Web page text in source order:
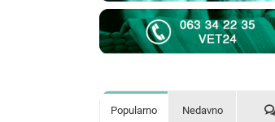
Popularno Nedavno